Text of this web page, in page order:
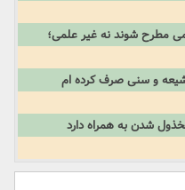
مطرح شوند نه غیر علمی؛
و سنی صرف کرده ام
شدن به همراه دارد